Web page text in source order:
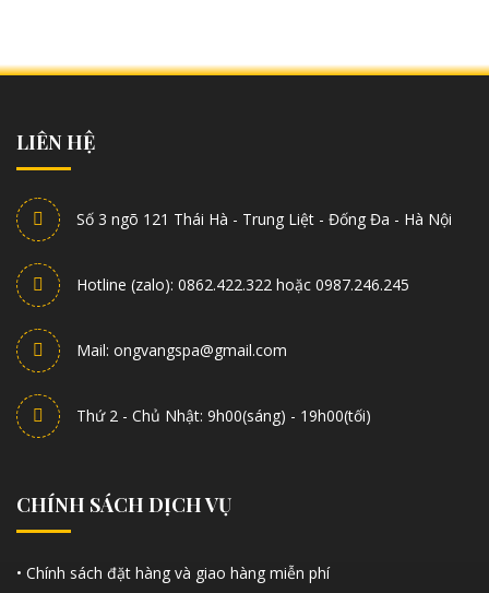
LIÊN HỆ
Số 3 ngõ 121 Thái Hà - Trung Liệt - Đống Đa - Hà Nội
Hotline (zalo): 0862.422.322 hoặc 0987.246.245
Mail: ongvangspa@gmail.com
Thứ 2 - Chủ Nhật: 9h00(sáng) - 19h00(tối)
CHÍNH SÁCH DỊCH VỤ
• Chính sách đặt hàng và giao hàng miễn phí